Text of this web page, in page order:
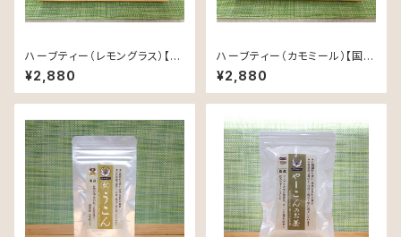
ハーブティー（レモングラス）【国
内自社農園産、農薬不使用、植
物由来素材のティーバック】
¥2,880
ハーブティー（カモミール）【国内
自社農園産、農薬不使用、植物
由来素材のティーバック】
¥2,880